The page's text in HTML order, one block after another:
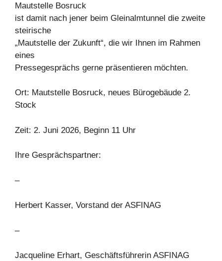
Mautstelle Bosruck
ist damit nach jener beim Gleinalmtunnel die zweite
steirische
„Mautstelle der Zukunft“, die wir Ihnen im Rahmen
eines
Pressegesprächs gerne präsentieren möchten.
Ort: Mautstelle Bosruck, neues Bürogebäude 2.
Stock
Zeit: 2. Juni 2026, Beginn 11 Uhr
Ihre Gesprächspartner:
–
Herbert Kasser, Vorstand der ASFINAG
–
Jacqueline Erhart, Geschäftsführerin ASFINAG